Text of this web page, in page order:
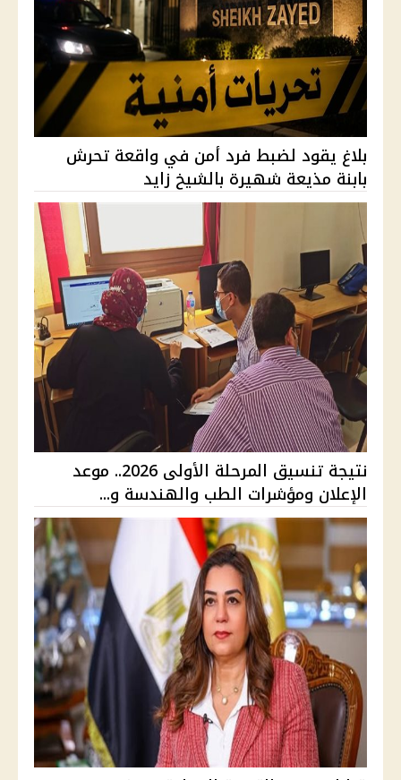
بلاغ يقود لضبط فرد أمن في واقعة تحرش
بابنة مذيعة شهيرة بالشيخ زايد
نتيجة تنسيق المرحلة الأولى 2026.. موعد
الإعلان ومؤشرات الطب والهندسة و...